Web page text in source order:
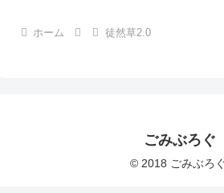
ホーム 徒然草2.0
ごみぶろぐ
© 2018 ごみぶろ